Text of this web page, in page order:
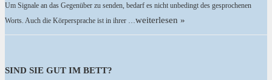
Um Signale an das Gegenüber zu senden, bedarf es nicht unbedingt des gesprochenen
Worts. Auch die Körpersprache ist in ihrer …weiterlesen »
SIND SIE GUT IM BETT?